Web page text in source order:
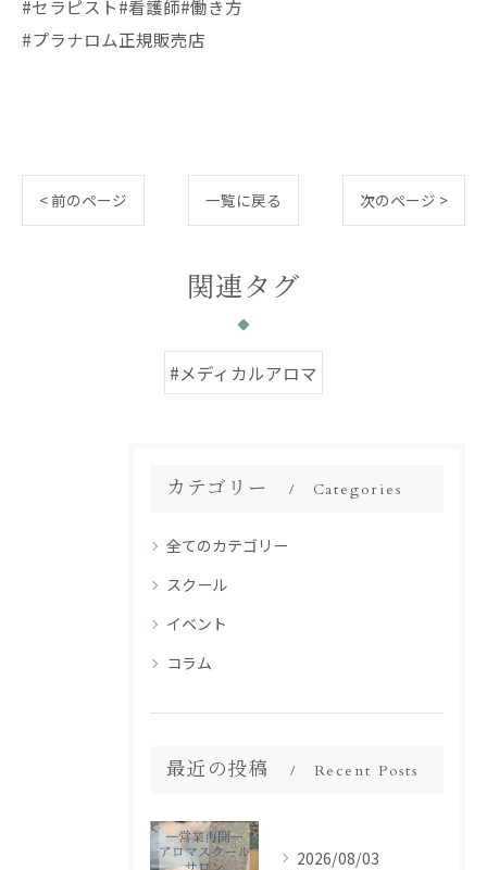
#セラピスト#看護師#働き方
#プラナロム正規販売店
< 前のページ 一覧に戻る 次のページ >
関連タグ
#メディカルアロマ
カテゴリー Categories
全てのカテゴリー
スクール
イベント
コラム
最近の投稿 Recent Posts
2026/08/03